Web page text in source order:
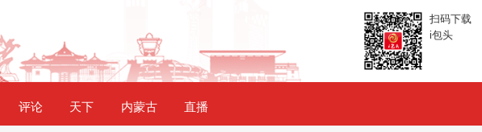
扫码下载
i包头
评论 天下 内蒙古 直播